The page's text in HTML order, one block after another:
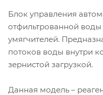
Блок управления
отфильтрованной
умягчителей.
потоков воды внутри
зернистой загрузкой.
Данная модель –